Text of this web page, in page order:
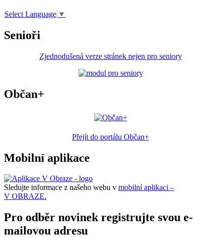
Select Language ▼
Senioři
Zjednodušená verze stránek nejen pro seniory
Občan+
Přejít do portálu Občan+
Mobilní aplikace
Sledujte informace z našeho webu v mobilní aplikaci –
V OBRAZE.
Pro odběr novinek registrujte svou e-
mailovou adresu